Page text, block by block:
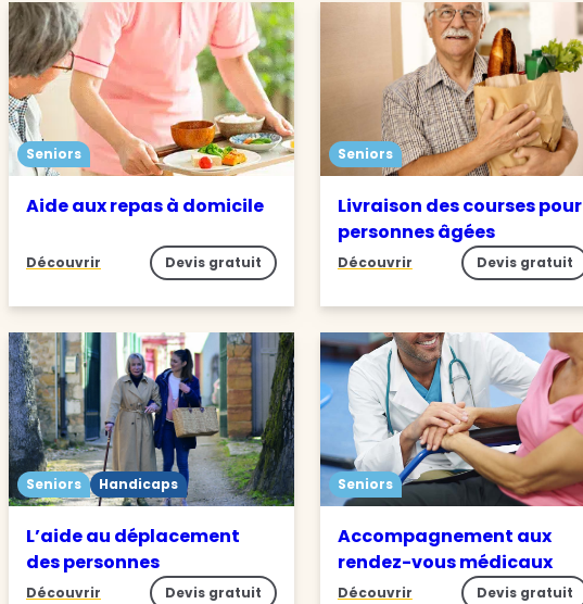
Seniors
Aide aux repas à domicile
Découvrir Devis gratuit
Seniors
Livraison des courses pour
personnes âgées
Découvrir Devis gratuit
Seniors Handicaps
L’aide au déplacement
des personnes
Découvrir Devis gratuit
Seniors
Accompagnement aux
rendez-vous médicaux
Découvrir Devis gratuit